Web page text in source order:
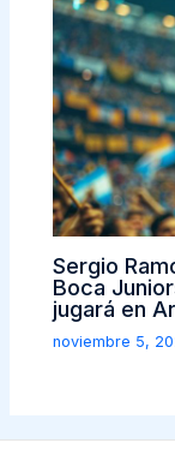
Sergio
Boca
jugará en
noviembre 5,